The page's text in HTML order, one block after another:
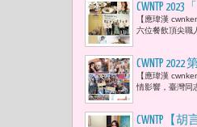
CWNTP
凱及賈永
【應瑋漢
六位餐飲頂尖職
CWNTP
工作環境
【應瑋漢
情影響，臺灣同
CWNTP【